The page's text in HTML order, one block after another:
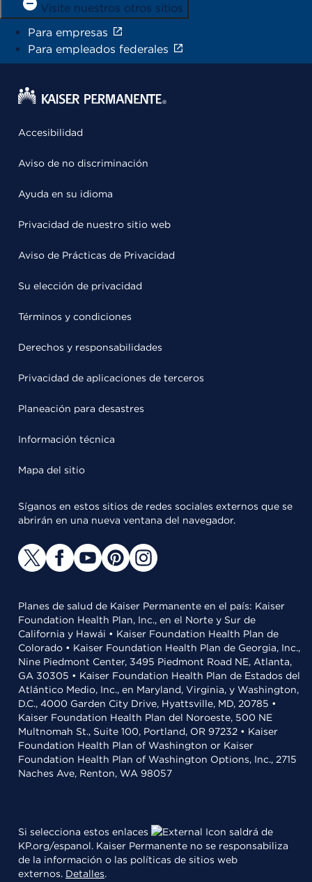
Visite nuestros otros sitios
Para empresas
Para empleados federales
Accesibilidad
Aviso de no discriminación
Ayuda en su idioma
Privacidad de nuestro sitio web
Aviso de Prácticas de Privacidad
Su elección de privacidad
Términos y condiciones
Derechos y responsabilidades
Privacidad de aplicaciones de terceros
Planeación para desastres
Información técnica
Mapa del sitio
Síganos en estos sitios de redes sociales externos que se
abrirán en una nueva ventana del navegador.
Planes de salud de Kaiser Permanente en el país: Kaiser
Foundation Health Plan, Inc., en el Norte y Sur de
California y Hawái • Kaiser Foundation Health Plan de
Colorado • Kaiser Foundation Health Plan de Georgia, Inc.,
Nine Piedmont Center, 3495 Piedmont Road NE, Atlanta,
GA 30305 • Kaiser Foundation Health Plan de Estados del
Atlántico Medio, Inc., en Maryland, Virginia, y Washington,
D.C., 4000 Garden City Drive, Hyattsville, MD, 20785 •
Kaiser Foundation Health Plan del Noroeste, 500 NE
Multnomah St., Suite 100, Portland, OR 97232 • Kaiser
Foundation Health Plan of Washington or Kaiser
Foundation Health Plan of Washington Options, Inc., 2715
Naches Ave, Renton, WA 98057
Si selecciona estos enlaces
saldrá de
KP.org/espanol. Kaiser Permanente no se responsabiliza
de la información o las políticas de sitios web
externos. Detalles.